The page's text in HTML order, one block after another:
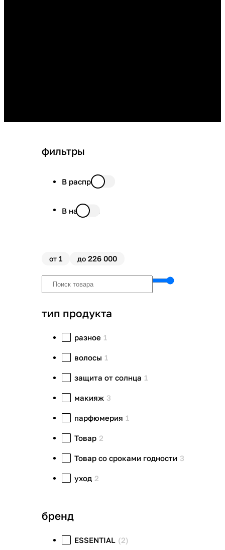
фильтры
В распродаже
В наличии
от 1 до 226 000
тип продукта
разное 1
волосы 1
защита от солнца 1
макияж 3
парфюмерия 1
Товар 2
Товар со сроками годности 3
уход 2
бренд
ESSENTIAL (2)